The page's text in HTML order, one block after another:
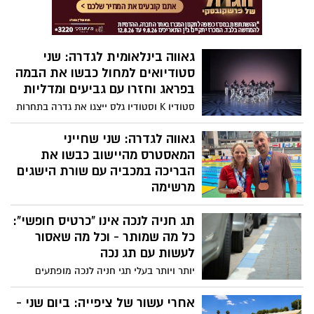
גאווה בינלאומית לגדרה: שני
סטודיואים למחול כבשו את הבמה
בפראג וחזרו עם גביעים ומדליות
סטודיו K וסטודיו גלס ייצגו את גדרה בתחרות
מחול בינלאומית בפראג מול עשרות נבחרות
ומאות רקדנים מכל העולם, וחזרו עם הישגים
מרשימים, פרסים אישיים ובעיקר עם מסר של
ספורטיביות, פרגון וגאווה מקומית
גאווה לגדרה: שני שחייני
המאסטרס מהיישוב כבשו את
הבריכה במכביה עם שורת הישגים
מרשימה
אילן קלר ואדוה לנדסמן פאר, נציגי גדרה
וחברי קבוצת Rehovot Masters Swim Team,
רשמו השבוע הישגים מרשימים במסגרת
גבוהים שהביאו הרבה כבוד ליישוב
תג חניה לנכה אינו "כרטיס חופשי":
כל מה שמותר - וכל מה שאסור
לעשות עם תג נכה
יותר ויותר בעלי תגי חניה לנכה מופתעים
לגלות כי התג אינו מקנה זכות לחנות בכל
מקום. בשנים האחרונות הגיעו לא מעט
אחרי עשור של ציפייה: ביום שני -